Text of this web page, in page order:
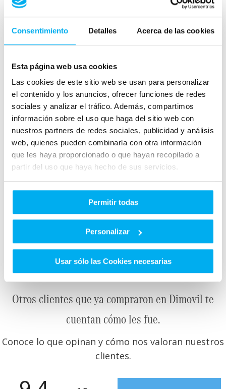
Consentimiento Detalles Acerca de las cookies
Esta página web usa cookies
Las cookies de este sitio web se usan para personalizar
el contenido y los anuncios, ofrecer funciones de redes
sociales y analizar el tráfico. Además, compartimos
información sobre el uso que haga del sitio web con
nuestros partners de redes sociales, publicidad y análisis
web, quienes pueden combinarla con otra información
que les haya proporcionado o que hayan recopilado a
partir del uso que haya hecho de sus servicios.
Permitir todas
Personalizar
Usar sólo las Cookies necesarias
Consumo y emisiones
- L/100
CONSUMO
URBANO
- L/100
CONSUMO
EXTRAURBANO
CONSUMO
141 CO2
DE CO2
Otros clientes que ya compraron en Dimovil te
cuentan cómo les fue.
Conoce lo que opinan y cómo nos valoran nuestros
clientes.